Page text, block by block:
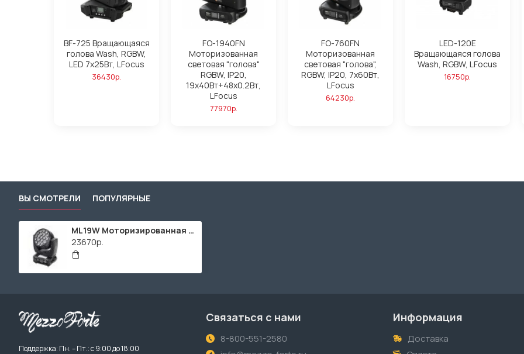
BF-725 Вращающаяся
голова Wash, RGBW,
LED 7х25Вт, LFocus
36430р.
FO-1940FN
Моторизованная
световая "голова"
RGBW, IP20,
19х40Вт+48х0.2Вт,
LFocus
77970р.
FO-760FN
Моторизованная
световая "голова",
RGBW, IP20, 7х60Вт,
LFocus
64230р.
LED-120E
Вращающаяся голова
Wash, RGBW, LFocus
16750р.
ВЫ СМОТРЕЛИ ПОПУЛЯРНЫЕ
ML19W Моторизированная световая "голова", RGBW, 19х15Вт, Bi Ray
23670р.
Поддержка: Пн. – Пт.: с 9:00 до 18:00
Связаться с нами
8-800-551-2580
Информация
Доставка